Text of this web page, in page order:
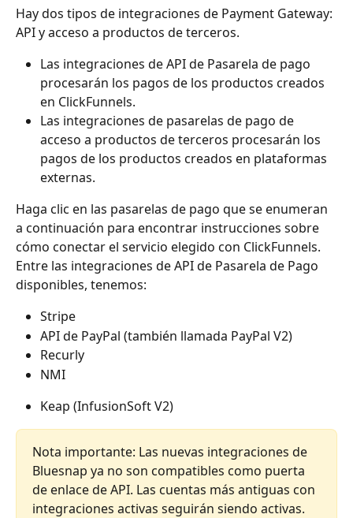
Hay dos tipos de integraciones de Payment Gateway:
API y acceso a productos de terceros.
Las integraciones de API de Pasarela de pago
procesarán los pagos de los productos creados
en ClickFunnels.
Las integraciones de pasarelas de pago de
acceso a productos de terceros procesarán los
pagos de los productos creados en plataformas
externas.
Haga clic en las pasarelas de pago que se enumeran
a continuación para encontrar instrucciones sobre
cómo conectar el servicio elegido con ClickFunnels.
Entre las integraciones de API de Pasarela de Pago
disponibles, tenemos:
Stripe
API de PayPal (también llamada PayPal V2)
Recurly
NMI
Keap (InfusionSoft V2)
Nota importante: Las nuevas integraciones de
Bluesnap ya no son compatibles como puerta
de enlace de API. Las cuentas más antiguas con
integraciones activas seguirán siendo activas.